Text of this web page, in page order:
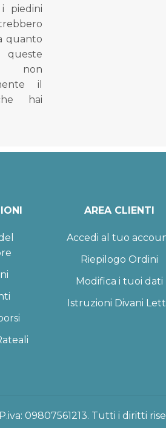
piedini
quanto
non
il
hai
AREA CLIENTI
Accedi al tuo
Riepilogo Ordini
Modifica i tuoi dati
Istruzioni Divani
P.iva: 09807561213. Tutti i diritti